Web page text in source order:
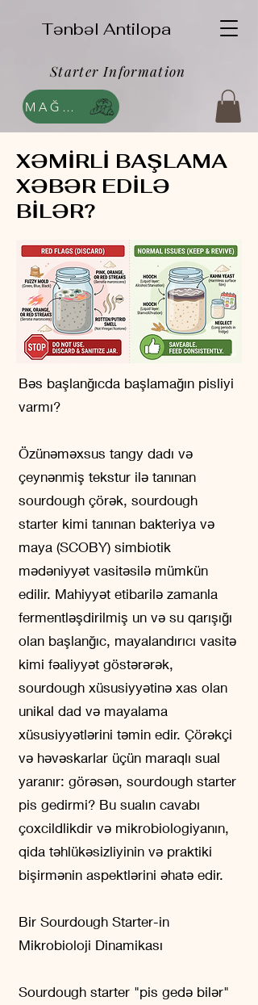
MAĞAZA
Tənbəl Antilopa
Starter Information
XƏMİRLİ BAŞLAMA
XƏBƏR EDİLƏ
BİLƏR?
Bəs başlanğıcda başlamağın pisliyi
varmı?
Özünəməxsus tangy dadı və
çeynənmiş tekstur ilə tanınan
sourdough çörək, sourdough
starter kimi tanınan bakteriya və
maya (SCOBY) simbiotik
mədəniyyət vasitəsilə mümkün
edilir. Mahiyyət etibarilə zamanla
fermentləşdirilmiş un və su qarışığı
olan başlanğıc, mayalandırıcı vasitə
kimi fəaliyyət göstərərək,
sourdough xüsusiyyətinə xas olan
unikal dad və mayalama
xüsusiyyətlərini təmin edir. Çörəkçi
və həvəskarlar üçün maraqlı sual
yaranır: görəsən, sourdough starter
pis gedirmi? Bu sualın cavabı
çoxcildlikdir və mikrobiologiyanın,
qida təhlükəsizliyinin və praktiki
bişirmənin aspektlərini əhatə edir.
Bir Sourdough Starter-in
Mikrobioloji Dinamikası
Sourdough starter "pis gedə bilər"